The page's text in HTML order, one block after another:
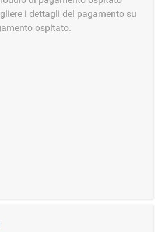
i dettagli del pagamento su
ospitato.